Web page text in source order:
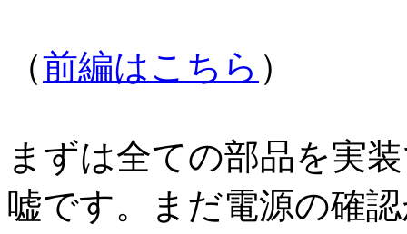
（前編はこちら ）
まずは全ての部品を実
嘘です。まだ電源の確